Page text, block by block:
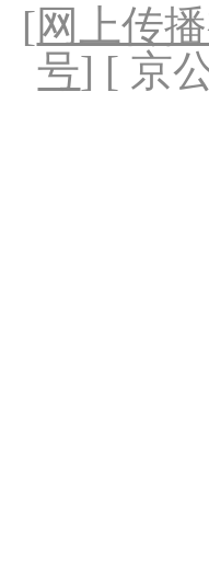
[网上传
号] [ 京